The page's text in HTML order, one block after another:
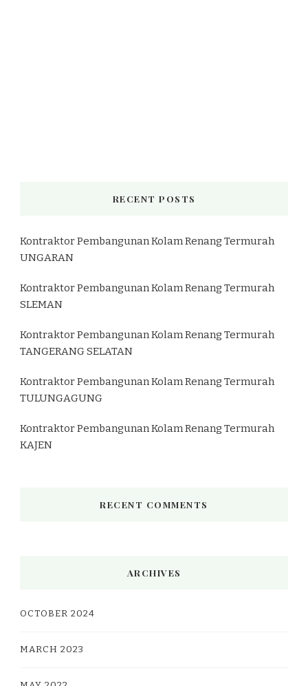
RECENT POSTS
Kontraktor Pembangunan Kolam Renang Termurah
UNGARAN
Kontraktor Pembangunan Kolam Renang Termurah
SLEMAN
Kontraktor Pembangunan Kolam Renang Termurah
TANGERANG SELATAN
Kontraktor Pembangunan Kolam Renang Termurah
TULUNGAGUNG
Kontraktor Pembangunan Kolam Renang Termurah
KAJEN
RECENT COMMENTS
ARCHIVES
OCTOBER 2024
MARCH 2023